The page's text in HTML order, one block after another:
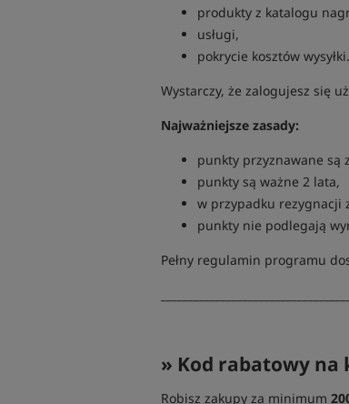
produkty z katalogu
usługi,
pokrycie kosztów wysyłki.
Wystarczy, że zalogujesz się
Najważniejsze zasady:
punkty przyznawane są
punkty są ważne 2 lata,
w przypadku rezygnacji
punkty nie podlegają
Pełny regulamin programu
» Kod rabatowy na
Robisz zakupy za minimum